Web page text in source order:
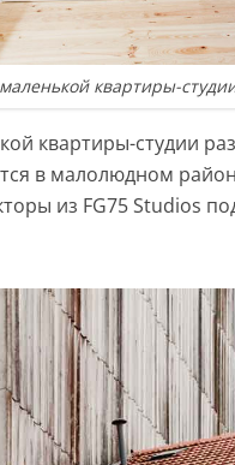
квартиры-
квартиры-студии
в малолюдном
из FG75 Studios